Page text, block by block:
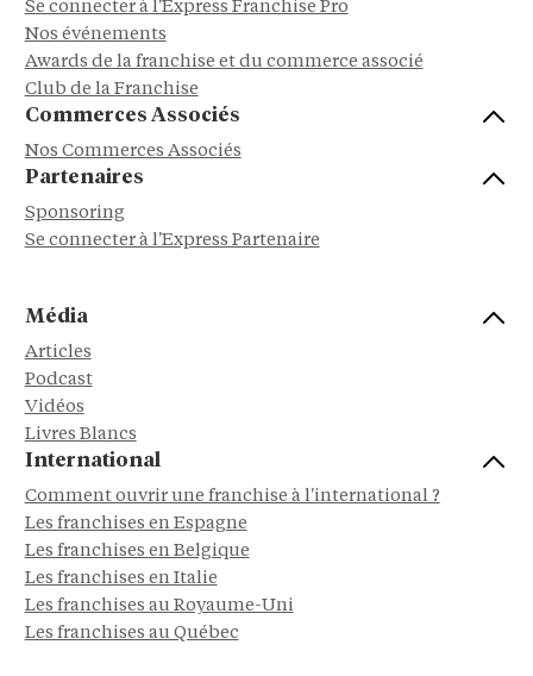
Se connecter à l'Express Franchise Pro
Nos événements
Awards de la franchise et du commerce associé
Club de la Franchise
Commerces Associés
Nos Commerces Associés
Partenaires
Sponsoring
Se connecter à l'Express Partenaire
Média
Articles
Podcast
Vidéos
Livres Blancs
International
Comment ouvrir une franchise à l'international ?
Les franchises en Espagne
Les franchises en Belgique
Les franchises en Italie
Les franchises au Royaume-Uni
Les franchises au Québec